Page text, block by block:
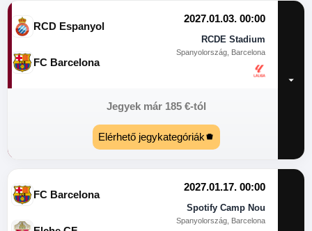
RCD Espanyol
2027.01.03. 00:00
RCDE Stadium
Spanyolország, Barcelona
FC Barcelona
Jegyek már 185 €-tól
Elérhető jegykategóriák
FC Barcelona
2027.01.17. 00:00
Spotify Camp Nou
Spanyolország, Barcelona